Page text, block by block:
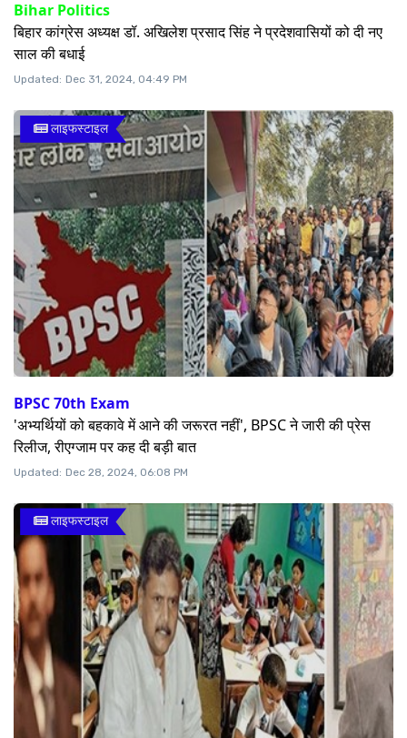
Bihar Politics
बिहार कांग्रेस अध्यक्ष डॉ. अखिलेश प्रसाद सिंह ने प्रदेशवासियों को दी नए
साल की बधाई
Updated: Dec 31, 2024, 04:49 PM
लाइफस्टाइल
BPSC 70th Exam
'अभ्यर्थियों को बहकावे में आने की जरूरत नहीं', BPSC ने जारी की प्रेस
रिलीज, रीएग्जाम पर कह दी बड़ी बात
Updated: Dec 28, 2024, 06:08 PM
लाइफस्टाइल